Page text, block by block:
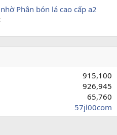
Phân bón lá cao cấp a2
915,100
926,945
65,760
57jl00com